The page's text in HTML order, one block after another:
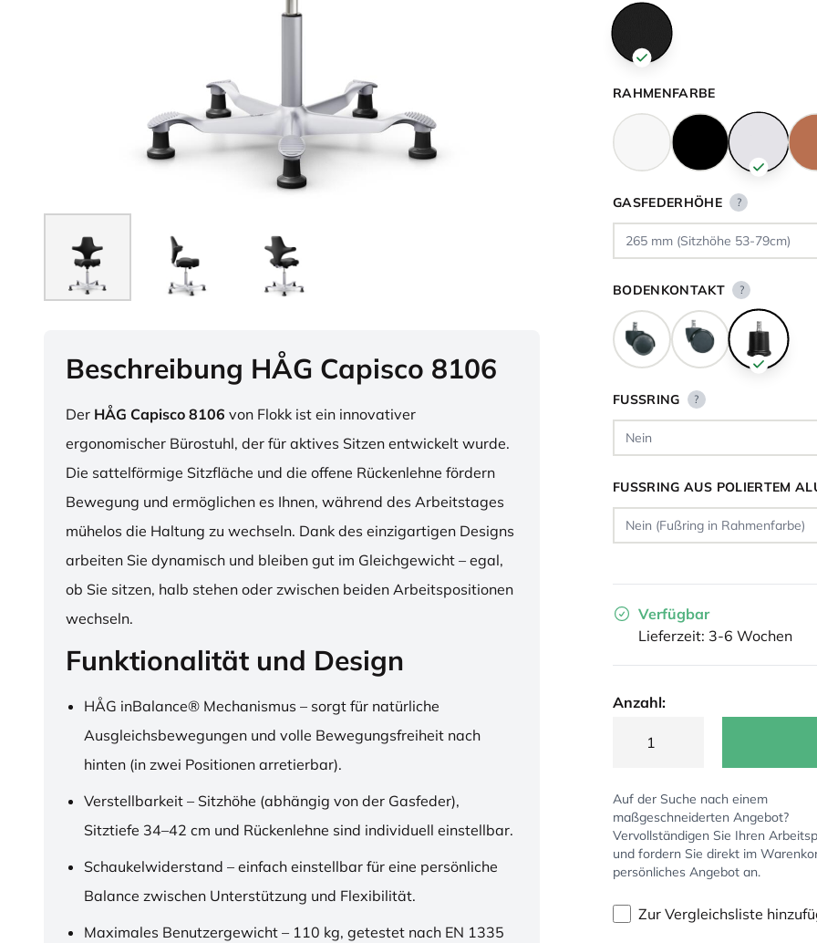
Beschreibung HÅG Capisco 8106
Der HÅG Capisco 8106 von Flokk ist ein innovativer
ergonomischer Bürostuhl, der für aktives Sitzen entwickelt wurde.
Die sattelförmige Sitzfläche und die offene Rückenlehne fördern
Bewegung und ermöglichen es Ihnen, während des Arbeitstages
mühelos die Haltung zu wechseln. Dank des einzigartigen Designs
arbeiten Sie dynamisch und bleiben gut im Gleichgewicht – egal,
ob Sie sitzen, halb stehen oder zwischen beiden Arbeitspositionen
wechseln.
Funktionalität und Design
HÅG inBalance® Mechanismus – sorgt für natürliche
Ausgleichsbewegungen und volle Bewegungsfreiheit nach
hinten (in zwei Positionen arretierbar).
Verstellbarkeit – Sitzhöhe (abhängig von der Gasfeder),
Sitztiefe 34–42 cm und Rückenlehne sind individuell einstellbar.
Schaukelwiderstand – einfach einstellbar für eine persönliche
Balance zwischen Unterstützung und Flexibilität.
Maximales Benutzergewicht – 110 kg, getestet nach EN 1335
RAHMENFARBE
GASFEDERHÖHE ?
BODENKONTAKT ?
FUSSRING ?
FUSSRING AUS POLIERTEM
Verfügbar
Lieferzeit: 3-6 Wochen
Anzahl:
Auf der Suche nach einem
maßgeschneiderten Angebot?
Vervollständigen Sie Ihren
und fordern Sie direkt im
persönliches Angebot an.
Zur Vergleichsliste